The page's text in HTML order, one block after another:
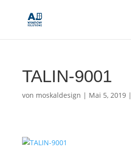
TALIN-9001
von moskaldesign | Mai 5, 2019|